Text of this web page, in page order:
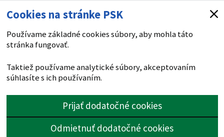
Cookies na stránke PSK
Používame základné cookies súbory, aby mohla táto
stránka fungovať.
Taktiež používame analytické súbory, akceptovaním
súhlasíte s ich používaním.
Prijať dodatočné cookies
Odmietnuť dodatočné cookies